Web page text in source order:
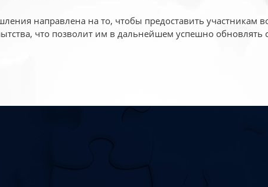
направлена на то, чтобы предоставить участникам
что позволит им в дальнейшем успешно обновлять